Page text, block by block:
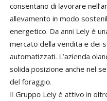
consentano di lavorare
allevamento in modo
energetico. Da anni Lely è
mercato della vendita e dei
automatizzati. L’azienda
solida posizione anche nel
del foraggio.
Il Gruppo Lely è attivo in